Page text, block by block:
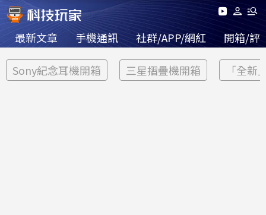
最新文章 手機通訊 社群/APP/網紅 開箱/評
Sony紀念耳機開箱 三星摺疊機開箱 「全新